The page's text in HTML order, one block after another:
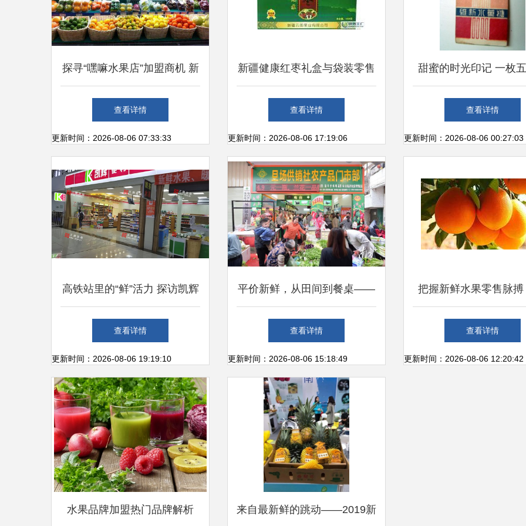
探寻“嘿嘛水果店”加盟商机 新
鲜水果零售的创业之路
查看详情
更新时间：2026-08-06 07:33:33
新疆健康红枣礼盒与袋装零售
开启生鲜水果市场的优质选择
查看详情
更新时间：2026-08-06 17:19:06
甜蜜的时光印记 一枚
代《维新水果糖》糖纸
故事
查看详情
更新时间：2026-08-06 00:27:03
高铁站里的“鲜”活力 探访凯辉
便利店的新鲜水果零售
查看详情
更新时间：2026-08-06 19:19:10
平价新鲜，从田间到餐桌——
茂名电白供销系统打造不隔夜
生鲜超市
查看详情
更新时间：2026-08-06 15:18:49
把握新鲜水果零售脉搏
网助力优质水果农产批
查看详情
更新时间：2026-08-06 12:20:42
水果品牌加盟热门品牌解析 来自最新鲜的跳动——2019新